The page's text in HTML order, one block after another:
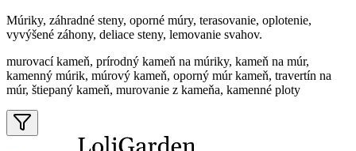
Múriky, záhradné steny, oporné múry, terasovanie, oplotenie,
vyvýšené záhony, deliace steny, lemovanie svahov.
murovací kameň, prírodný kameň na múriky, kameň na múr,
kamenný múrik, múrový kameň, oporný múr kameň, travertín na
múr, štiepaný kameň, murovanie z kameňa, kamenné ploty